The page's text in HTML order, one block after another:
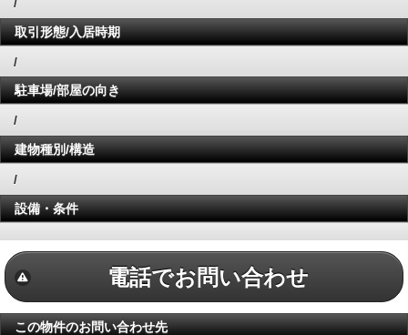
取引形態/入居時期
/
駐車場/部屋の向き
/
建物種別/構造
/
設備・条件
電話でお問い合わせ
この物件のお問い合わせ先